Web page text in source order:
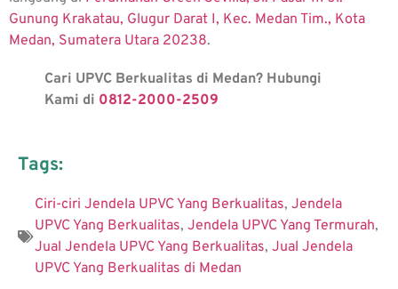
Gunung Krakatau, Glugur Darat I, Kec. Medan Tim., Kota
Medan, Sumatera Utara 20238.
Cari UPVC Berkualitas di Medan? Hubungi
Kami di 0812-2000-2509
Tags:
Ciri-ciri Jendela UPVC Yang Berkualitas, Jendela
UPVC Yang Berkualitas, Jendela UPVC Yang Termurah,
Jual Jendela UPVC Yang Berkualitas, Jual Jendela
UPVC Yang Berkualitas di Medan